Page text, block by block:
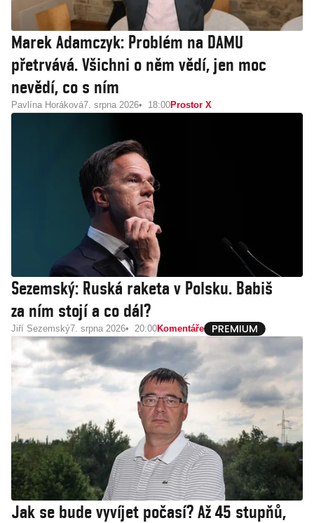
Marek Adamczyk: Problém na DAMU
přetrvává. Všichni o něm vědí, jen moc
nevědí, co s ním
Pavlína Horáková7. srpna 2026 18:00Prostor X
Sezemský: Ruská raketa v Polsku. Babiš
za ním stojí a co dál?
Jiří Sezemský7. srpna 2026 20:00Komentáře
Jak se bude vyvíjet počasí? Až 45 stupňů,